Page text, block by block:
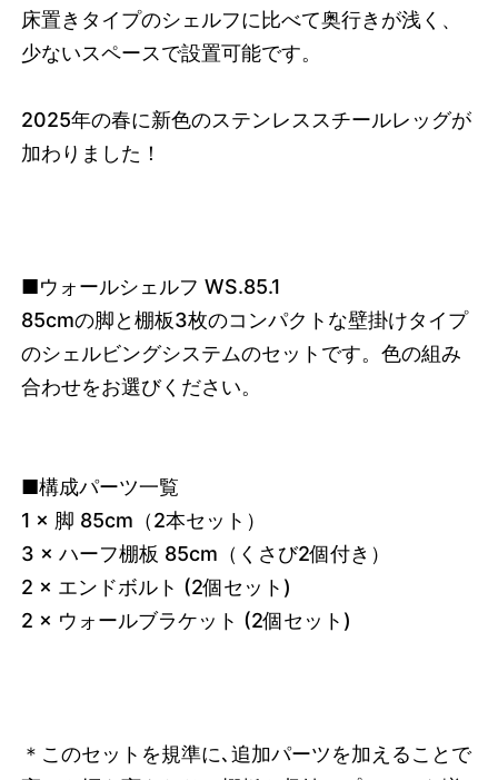
床置きタイプのシェルフに比べて奥行きが浅く、
少ないスペースで設置可能です。
2025年の春に新色のステンレススチールレッグが
加わりました！
■ウォールシェルフ WS.85.1
85cmの脚と棚板3枚のコンパクトな壁掛けタイプ
のシェルビングシステムのセットです。色の組み
合わせをお選びください。
■構成パーツ一覧
1 × 脚 85cm（2本セット）
3 × ハーフ棚板 85cm（くさび2個付き）
2 × エンドボルト (2個セット)
2 × ウォールブラケット (2個セット)
＊このセットを規準に､追加パーツを加えることで